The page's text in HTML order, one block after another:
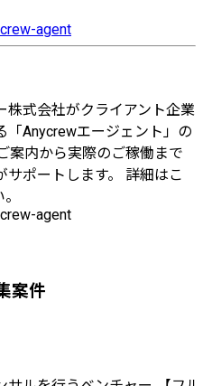
agent
株式会社がクライアント企業
「Anycrewエージェント」の
案内から実際のご稼働まで
ポートします。 詳細はこ
agent
案件